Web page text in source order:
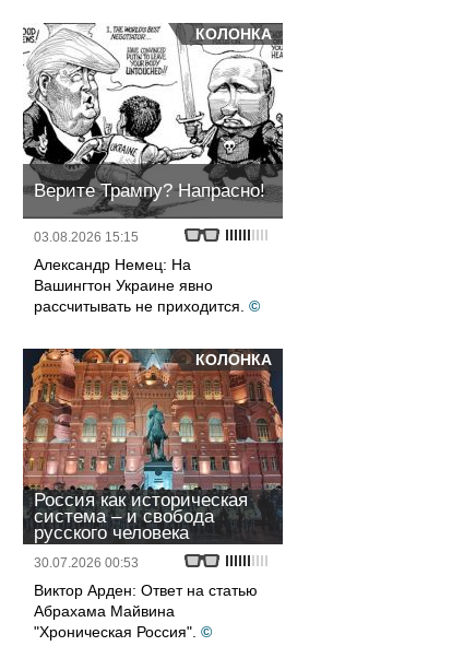
КОЛОНКА
Верите Трампу? Напрасно!
03.08.2026 15:15
Александр Немец: На
Вашингтон Украине явно
рассчитывать не приходится. ©
КОЛОНКА
Россия как историческая
система – и свобода
русского человека
30.07.2026 00:53
Виктор Арден: Ответ на статью
Абрахама Майвина
"Хроническая Россия". ©